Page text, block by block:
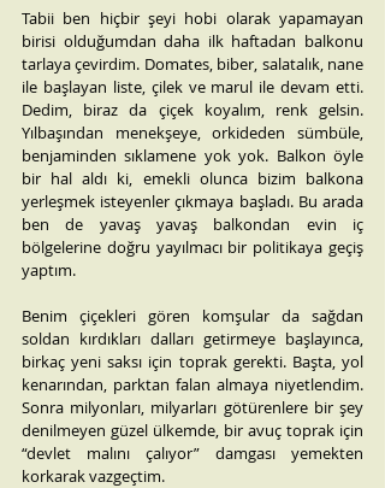
Tabii ben hiçbir şeyi hobi olarak yapamayan
birisi olduğumdan daha ilk haftadan balkonu
tarlaya çevirdim. Domates, biber, salatalık, nane
ile başlayan liste, çilek ve marul ile devam etti.
Dedim, biraz da çiçek koyalım, renk gelsin.
Yılbaşından menekşeye, orkideden sümbüle,
benjaminden sıklamene yok yok. Balkon öyle
bir hal aldı ki, emekli olunca bizim balkona
yerleşmek isteyenler çıkmaya başladı. Bu arada
ben de yavaş yavaş balkondan evin iç
bölgelerine doğru yayılmacı bir politikaya geçiş
yaptım.
Benim çiçekleri gören komşular da sağdan
soldan kırdıkları dalları getirmeye başlayınca,
birkaç yeni saksı için toprak gerekti. Başta, yol
kenarından, parktan falan almaya niyetlendim.
Sonra milyonları, milyarları götürenlere bir şey
denilmeyen güzel ülkemde, bir avuç toprak için
“devlet malını çalıyor” damgası yemekten
korkarak vazgeçtim.